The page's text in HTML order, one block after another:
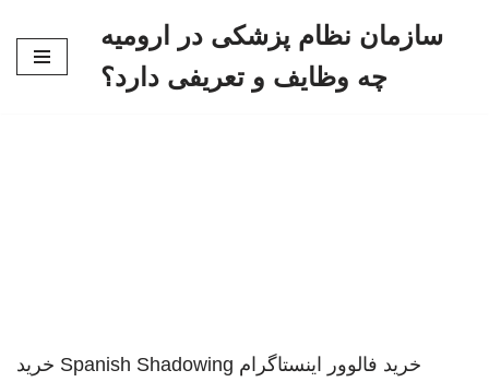
سازمان نظام پزشکی در ارومیه
چه وظایف و تعریفی دارد؟
خرید فالوور اینستاگرام Spanish Shadowing خرید